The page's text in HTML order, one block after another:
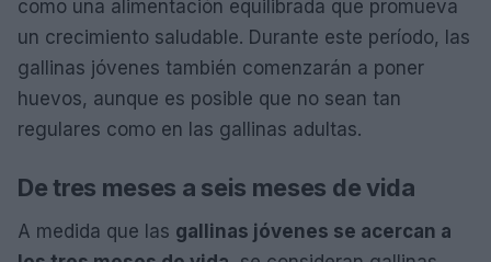
como una alimentación equilibrada que promueva
un crecimiento saludable. Durante este período, las
gallinas jóvenes también comenzarán a poner
huevos, aunque es posible que no sean tan
regulares como en las gallinas adultas.
De tres meses a seis meses de vida
A medida que las gallinas jóvenes se acercan a